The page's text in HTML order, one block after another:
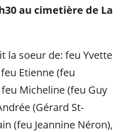
au cimetière de La
la soeur de: feu Yvette
Etienne (feu
Micheline (feu Guy
(Gérard St-
(feu Jeannine Néron),